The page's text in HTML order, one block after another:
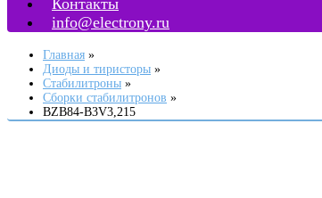
Контакты
info@electrony.ru
Главная
Диоды и тиристоры
Стабилитроны
Сборки стабилитронов
BZB84-B3V3,215